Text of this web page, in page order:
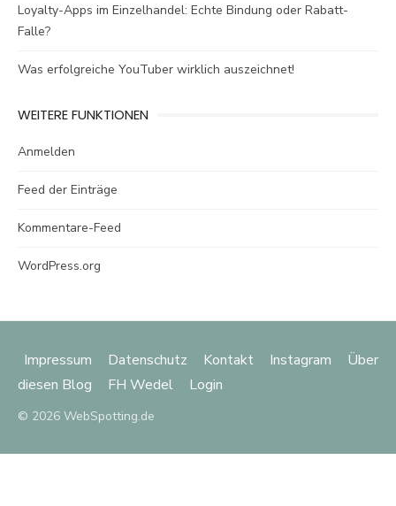
Loyalty-Apps im Einzelhandel: Echte Bindung oder Rabatt-
Falle?
Was erfolgreiche YouTuber wirklich auszeichnet!
WEITERE FUNKTIONEN
Anmelden
Feed der Einträge
Kommentare-Feed
WordPress.org
Impressum Datenschutz Kontakt Instagram
Über
diesen Blog
FH Wedel Login
© 2026 WebSpotting.de